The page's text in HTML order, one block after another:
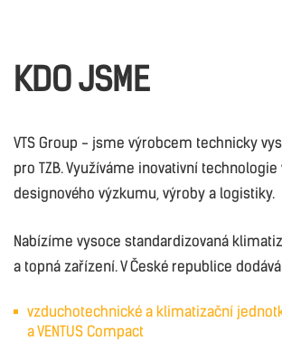
KDO JSME
VTS Group - jsme výrobcem technicky
pro TZB. Využíváme inovativní
designového výzkumu, výroby a logistiky.
Nabízíme vysoce standardizovaná
a topná zařízení. V České republice
vzduchotechnické a klimatizační
a VENTUS Compact